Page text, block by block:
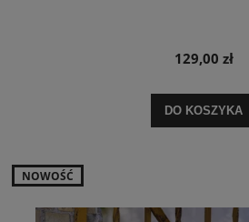
129,00 zł
DO KOSZYKA
NOWOŚĆ